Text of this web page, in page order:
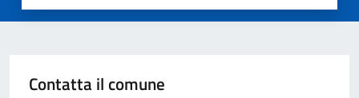
Contatta il comune